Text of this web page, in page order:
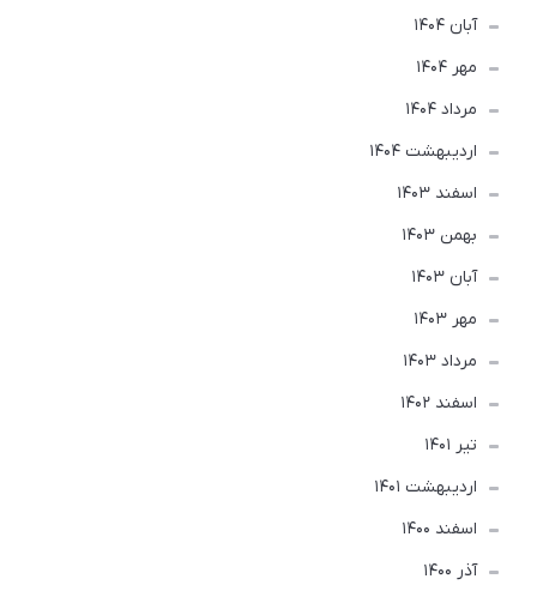
آبان 1404
مهر 1404
مرداد 1404
ارديبهشت 1404
اسفند 1403
بهمن 1403
آبان 1403
مهر 1403
مرداد 1403
اسفند 1402
تير 1401
ارديبهشت 1401
اسفند 1400
آذر 1400